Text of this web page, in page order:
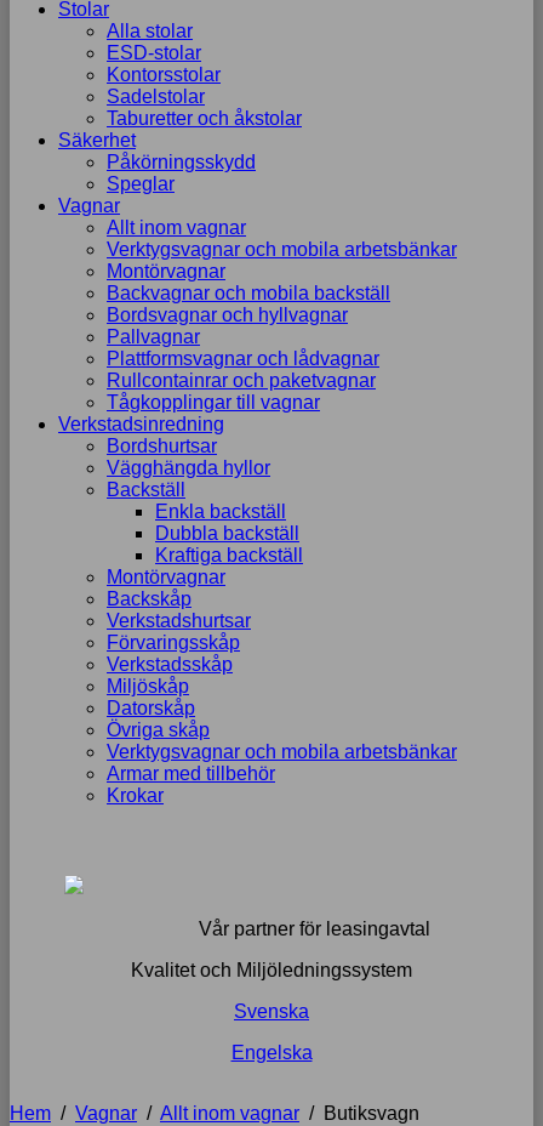
Stolar
Alla stolar
ESD-stolar
Kontorsstolar
Sadelstolar
Taburetter och åkstolar
Säkerhet
Påkörningsskydd
Speglar
Vagnar
Allt inom vagnar
Verktygsvagnar och mobila arbetsbänkar
Montörvagnar
Backvagnar och mobila backställ
Bordsvagnar och hyllvagnar
Pallvagnar
Plattformsvagnar och lådvagnar
Rullcontainrar och paketvagnar
Tågkopplingar till vagnar
Verkstadsinredning
Bordshurtsar
Vägghängda hyllor
Backställ
Enkla backställ
Dubbla backställ
Kraftiga backställ
Montörvagnar
Backskåp
Verkstadshurtsar
Förvaringsskåp
Verkstadsskåp
Miljöskåp
Datorskåp
Övriga skåp
Verktygsvagnar och mobila arbetsbänkar
Armar med tillbehör
Krokar
Vår partner för leasingavtal
Kvalitet och Miljöledningssystem
Svenska
Engelska
Hem / Vagnar / Allt inom vagnar / Butiksvagn